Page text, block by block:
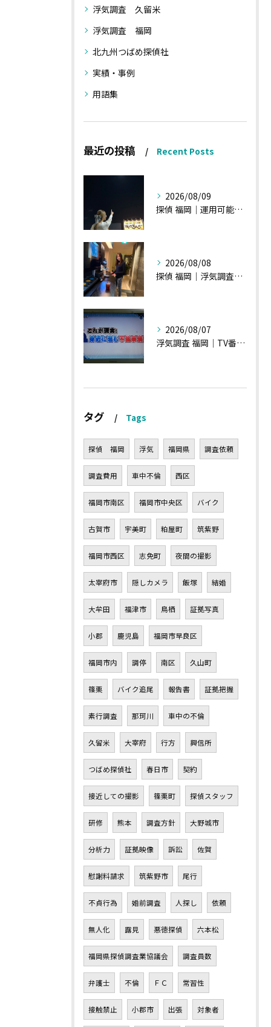
浮気調査 久留米
浮気調査 福岡
北九州つばめ探偵社
実績・事例
用語集
最近の投稿 Recent Posts
2026/08/09
探偵 福岡｜運用可能な報告書②
2026/08/08
探偵 福岡｜浮気調査、諸状況、そして雑談へ
2026/08/07
浮気調査 福岡｜TV番組15分間の特集の時のお話①
タグ Tags
探偵 福岡 浮気 福岡県 調査依頼
調査費用 車中不倫 西区
福岡市南区 福岡市中央区 バイク
古賀市 宇美町 粕屋町 筑紫野
福岡市西区 志免町 夜間の撮影
太宰府市 隠しカメラ 飯塚 結婚
大牟田 福津市 鳥栖 証拠写真
小郡 鹿児島 福岡市早良区
福岡市内 調停 南区 久山町
篠栗 バイク追尾 報告書 証拠把握
素行調査 那珂川 車中の不倫
久留米 大宰府 行方 興信所
つばめ探偵社 春日市 契約
接近しての撮影 篠栗町 探偵スタッフ
研修 熊本 調査方針 大野城市
分析力 証拠映像 訴訟 佐賀
慰謝料請求 筑紫野市 尾行
不貞行為 婚前調査 人探し 依頼
無人化 露見 悪徳探偵 六本松
福岡県探偵調査業協議会 調査員数
弁護士 不倫 ＦＣ 常習性
接触禁止 小郡市 出張 対象者